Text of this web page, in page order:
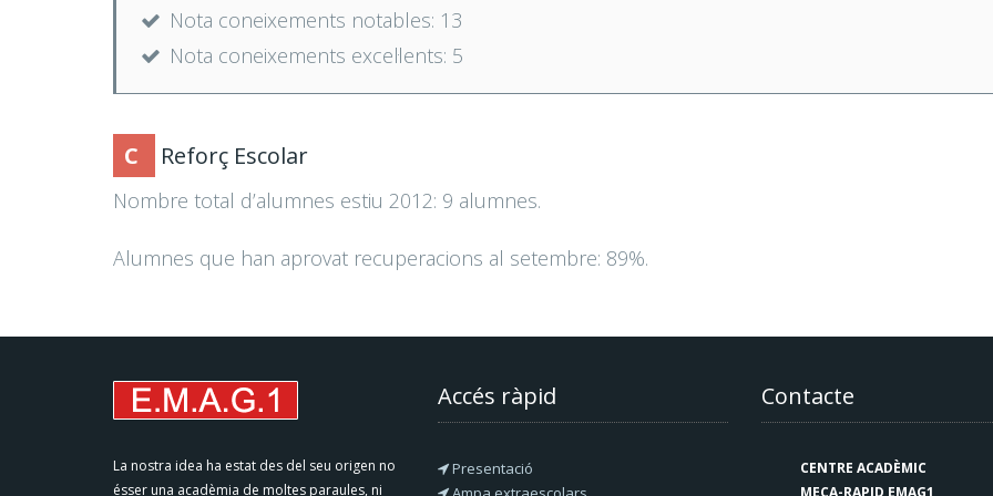
Nota coneixements notables: 13
Nota coneixements excel·lents: 5
C Reforç Escolar
Nombre total d’alumnes estiu 2012: 9 alumnes.
Alumnes que han aprovat recuperacions al setembre: 89%.
La nostra idea ha estat des del seu origen no
ésser una acadèmia de moltes paraules, ni
Accés ràpid
Presentació
Contacte
CENTRE ACADÈMIC
MECA-RAPID EMAG1